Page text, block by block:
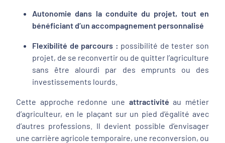
Autonomie dans la conduite du projet, tout en
bénéficiant d’un accompagnement personnalisé
Flexibilité de parcours : possibilité de tester son
projet, de se reconvertir ou de quitter l’agriculture
sans être alourdi par des emprunts ou des
investissements lourds.
Cette approche redonne une attractivité au métier
d’agriculteur, en le plaçant sur un pied d’égalité avec
d’autres professions. Il devient possible d’envisager
une carrière agricole temporaire, une reconversion, ou